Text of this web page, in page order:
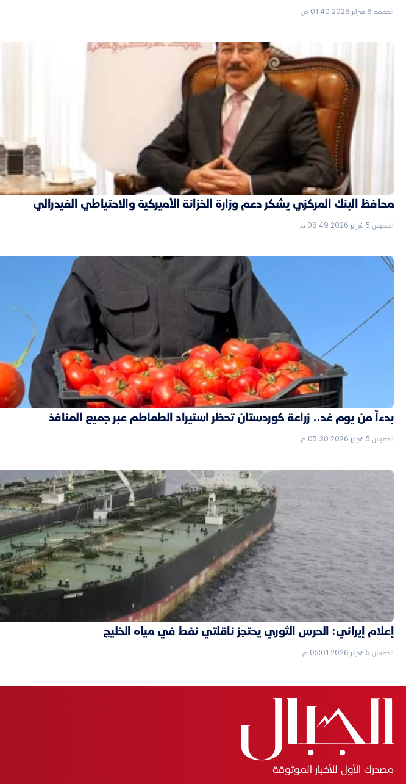
الجمعة 6 فبراير 2026 01:40 ص
محافظ البنك المركزي يشكر دعم وزارة الخزانة الأميركية والاحتياطي الفيدرالي
الخميس 5 فبراير 2026 08:49 م
بدءاً من يوم غد.. زراعة كوردستان تحظر استيراد الطماطم عبر جميع المنافذ
الخميس 5 فبراير 2026 05:30 م
إعلام إيراني: الحرس الثوري يحتجز ناقلتي نفط في مياه الخليج
الخميس 5 فبراير 2026 05:01 م
مصدرك الأول للأخبار الموثوقة